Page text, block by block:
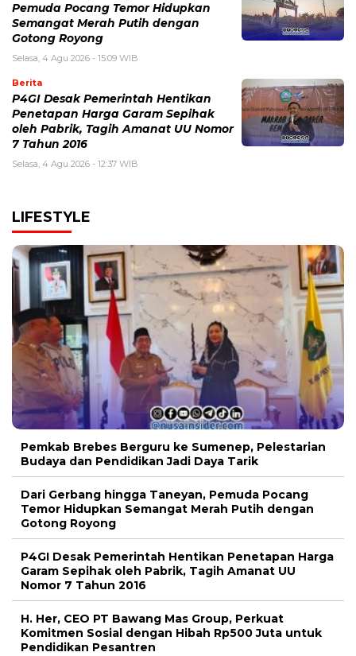
Pemuda Pocang Temor Hidupkan
Semangat Merah Putih dengan
Gotong Royong
Selasa, 4 Agu 2026 - 15:09 WIB
Berita
P4GI Desak Pemerintah Hentikan
Penetapan Harga Garam Sepihak
oleh Pabrik, Tagih Amanat UU Nomor
7 Tahun 2016
Selasa, 4 Agu 2026 - 12:37 WIB
LIFESTYLE
Pemkab Brebes Berguru ke Sumenep, Pelestarian
Budaya dan Pendidikan Jadi Daya Tarik
Dari Gerbang hingga Taneyan, Pemuda Pocang
Temor Hidupkan Semangat Merah Putih dengan
Gotong Royong
P4GI Desak Pemerintah Hentikan Penetapan Harga
Garam Sepihak oleh Pabrik, Tagih Amanat UU
Nomor 7 Tahun 2016
H. Her, CEO PT Bawang Mas Group, Perkuat
Komitmen Sosial dengan Hibah Rp500 Juta untuk
Pendidikan Pesantren